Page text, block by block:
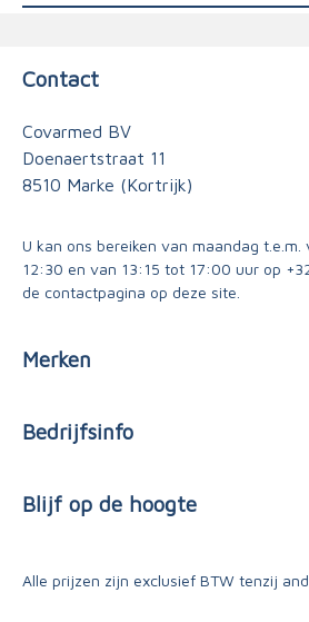
Contact
Covarmed BV
Doenaertstraat 11
8510 Marke (Kortrijk)
U kan ons bereiken van maandag
12:30 en van 13:15 tot 17:00 uur op
de contactpagina op deze site.
Merken
Bedrijfsinfo
Blijf op de hoogte
Alle prijzen zijn exclusief BTW tenzij